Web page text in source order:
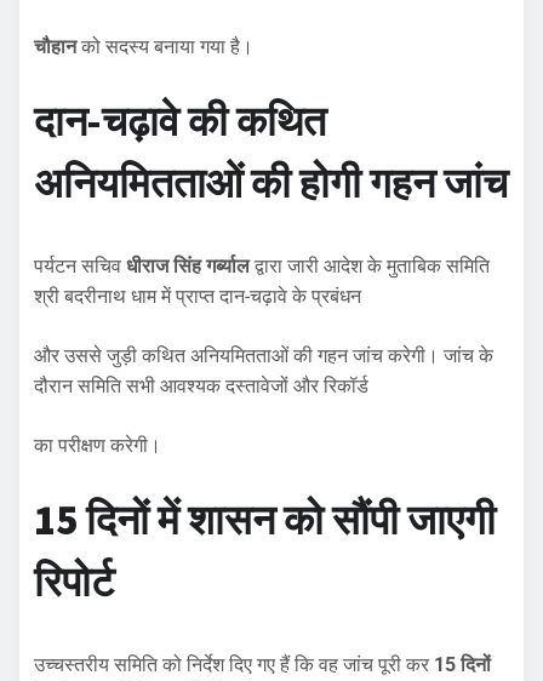
चौहानको सदस्य बनाया गया है।
दान-चढ़ावे की कथित
अनियमितताओं की होगी गहन जांच
पर्यटन सचिव धीराज सिंह गर्ब्यालद्वारा जारी आदेश के मुताबिक समिति
श्री बदरीनाथ धाम में प्राप्त दान-चढ़ावे के प्रबंधन
और उससे जुड़ी कथित अनियमितताओं की गहन जांच करेगी। जांच के
दौरान समिति सभी आवश्यक दस्तावेजों और रिकॉर्ड
का परीक्षण करेगी।
15 दिनों में शासन को सौंपी जाएगी
रिपोर्ट
उच्चस्तरीय समिति को निर्देश दिए गए हैं कि वह जांच पूरी कर 15 दिनों